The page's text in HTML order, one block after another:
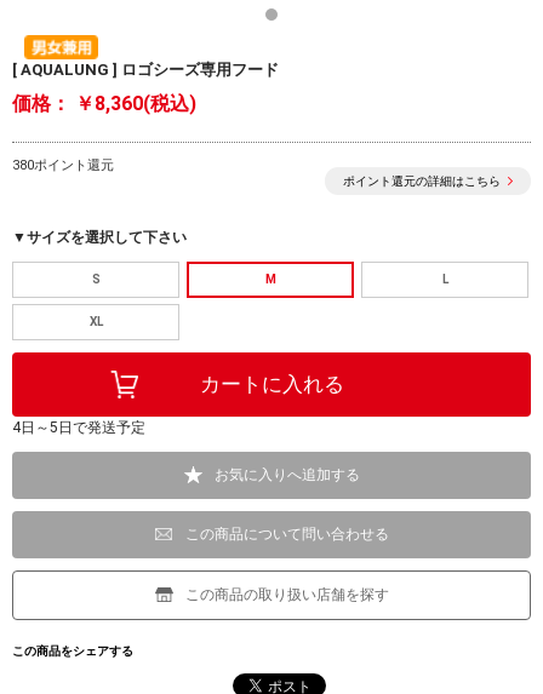
[ AQUALUNG ] ロゴシーズ専用フード
価格： ￥8,360(税込)
380ポイント還元
ポイント還元の詳細はこちら
▼サイズを選択して下さい
S M L
XL
4日～5日で発送予定
お気に入りへ追加する
この商品について問い合わせる
この商品の取り扱い店舗を探す
この商品をシェアする